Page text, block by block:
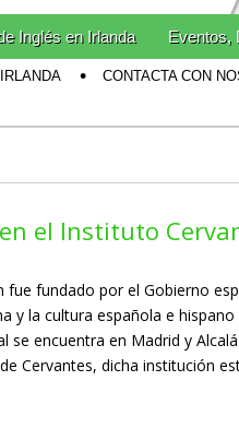
Inglés en Irlanda Eventos,
CONTACTA CON
el Instituto
fue fundado por el Gobierno
y la cultura española e
se encuentra en Madrid y
Cervantes, dicha institución